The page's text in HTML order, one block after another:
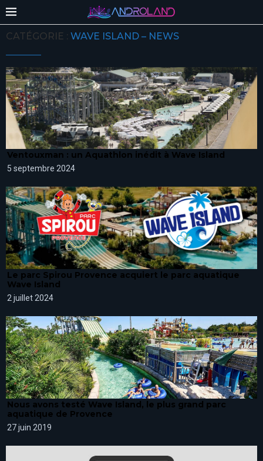
CATÉGORIE : WAVE ISLAND – NEWS
Ventouxman : un Aquathlon inédit à Wave Island
5 septembre 2024
Le parc Spirou Provence acquiert le parc aquatique
Wave Island
2 juillet 2024
Nous avons testé Wave Island, le plus grand parc
aquatique de Provence
27 juin 2019